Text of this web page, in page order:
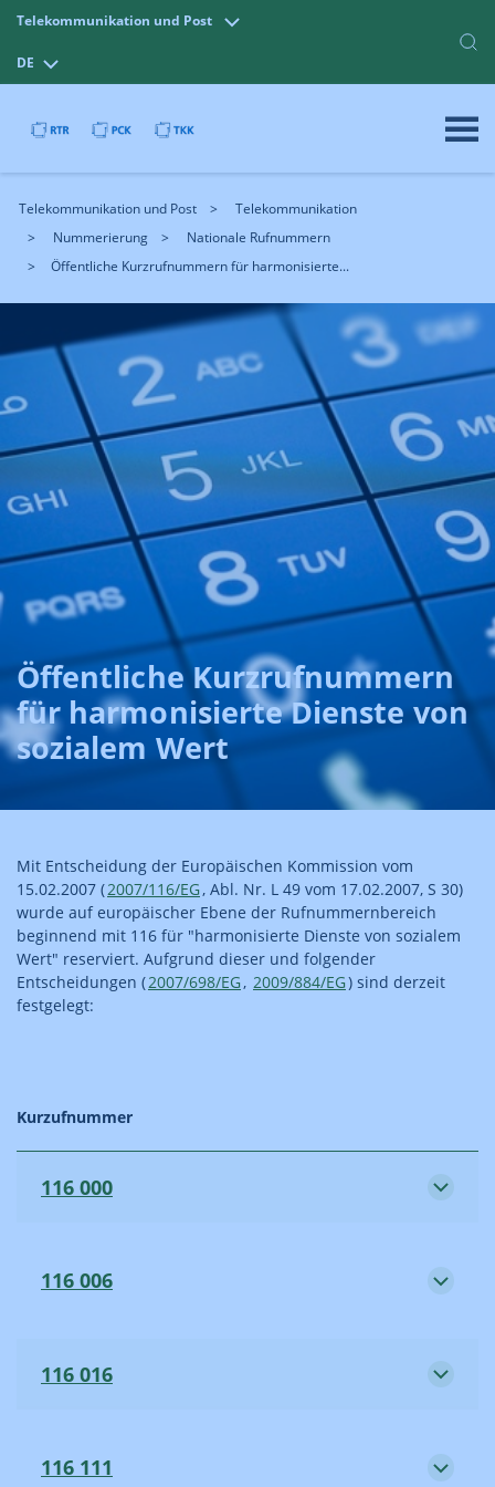
Telekommunikation und Post
DE
Telekommunikation und Post
Telekommunikation
Nummerierung
Nationale Rufnummern
Öffentliche Kurzrufnummern für harmonisierte...
Öffentliche Kurzrufnummern
für harmonisierte Dienste von
sozialem Wert
Mit Entscheidung der Europäischen Kommission vom
15.02.2007 (2007/116/EG, Abl. Nr. L 49 vom 17.02.2007, S 30)
wurde auf europäischer Ebene der Rufnummernbereich
beginnend mit 116 für "harmonisierte Dienste von sozialem
Wert" reserviert. Aufgrund dieser und folgender
Entscheidungen (2007/698/EG, 2009/884/EG) sind derzeit
festgelegt:
Kurzufnummer
116 000
116 006
116 016
116 111